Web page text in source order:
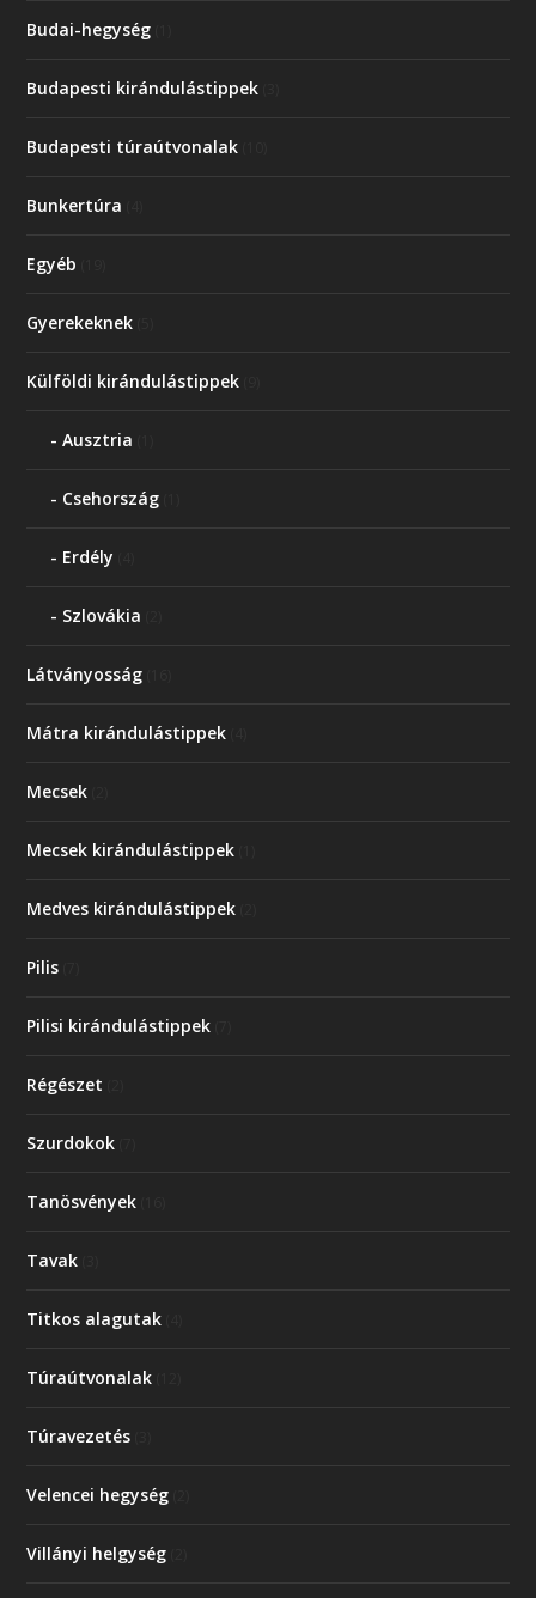
Budai-hegység
Budapesti kirándulástippek
Budapesti túraútvonalak
Bunkertúra
Egyéb
Gyerekeknek
Külföldi kirándulástippek
Ausztria
Csehország
Erdély
Szlovákia
Látványosság
Mátra kirándulástippek
Mecsek
Mecsek kirándulástippek
Medves kirándulástippek
Pilis
Pilisi kirándulástippek
Régészet
Szurdokok
Tanösvények
Tavak
Titkos alagutak
Túraútvonalak
Túravezetés
Velencei hegység
Villányi helgység